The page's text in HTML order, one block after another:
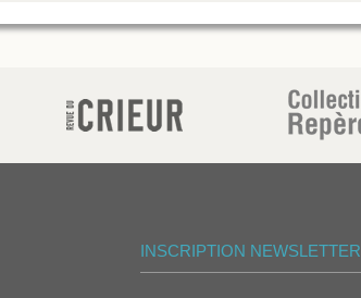
INSCRIPTION NEWSLETTER